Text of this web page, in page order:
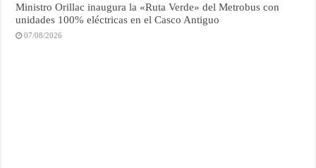
Ministro Orillac inaugura la «Ruta Verde» del Metrobus con
unidades 100% eléctricas en el Casco Antiguo
07/08/2026